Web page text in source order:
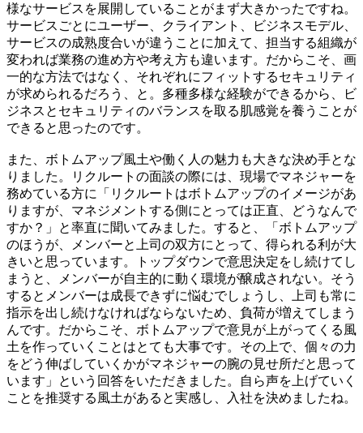
様なサービスを展開していることがまず大きかったですね。
サービスごとにユーザー、クライアント、ビジネスモデル、
サービスの成熟度合いが違うことに加えて、担当する組織が
変われば業務の進め方や考え方も違います。だからこそ、画
一的な方法ではなく、それぞれにフィットするセキュリティ
が求められるだろう、と。多種多様な経験ができるから、ビ
ジネスとセキュリティのバランスを取る肌感覚を養うことが
できると思ったのです。
また、ボトムアップ風土や働く人の魅力も大きな決め手とな
りました。リクルートの面談の際には、現場でマネジャーを
務めている方に「リクルートはボトムアップのイメージがあ
りますが、マネジメントする側にとっては正直、どうなんで
すか？」と率直に聞いてみました。すると、「ボトムアップ
のほうが、メンバーと上司の双方にとって、得られる利が大
きいと思っています。トップダウンで意思決定をし続けてし
まうと、メンバーが自主的に動く環境が醸成されない。そう
するとメンバーは成長できずに悩むでしょうし、上司も常に
指示を出し続けなければならないため、負荷が増えてしまう
んです。だからこそ、ボトムアップで意見が上がってくる風
土を作っていくことはとても大事です。その上で、個々の力
をどう伸ばしていくかがマネジャーの腕の見せ所だと思って
います」という回答をいただきました。自ら声を上げていく
ことを推奨する風土があると実感し、入社を決めましたね。